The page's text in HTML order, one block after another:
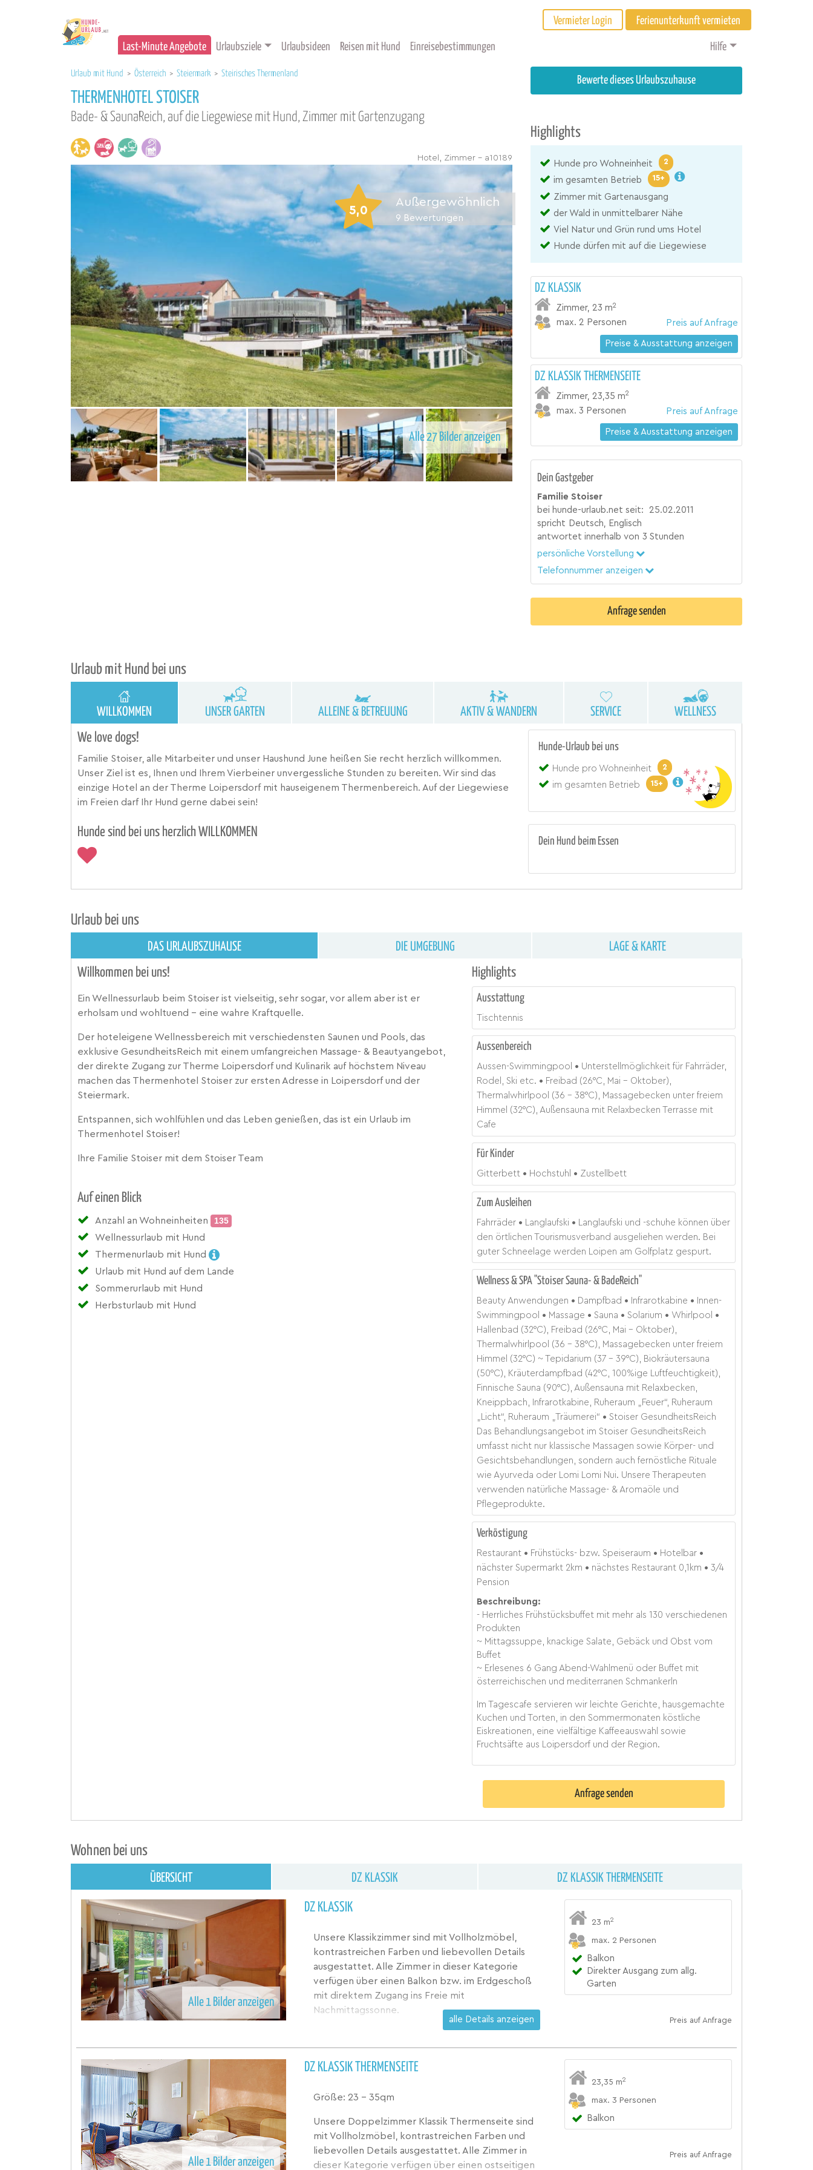
Vermieter Login Ferienunterkunft vermieten
Last-Minute Angebote Urlaubsziele Urlaubsideen Reisen mit Hund Einreisebestimmungen Hilfe
Urlaub mit Hund > Österreich > Steiermark > Steirisches Thermenland
THERMENHOTEL STOISER
Bade- & SaunaReich, auf die Liegewiese mit Hund, Zimmer mit Gartenzugang
Hotel, Zimmer - a10189
Alle 27 Bilder anzeigen
5,0
Außergewöhnlich
9 Bewertungen
Bewerte dieses Urlaubszuhause
Highlights
Hunde pro Wohneinheit 2
im gesamten Betrieb 15+
Zimmer mit Gartenausgang
der Wald in unmittelbarer Nähe
Viel Natur und Grün rund ums Hotel
Hunde dürfen mit auf die Liegewiese
DZ KLASSIK
Zimmer, 23 m2
max. 2 Personen Preis auf Anfrage
Preise & Ausstattung anzeigen
DZ KLASSIK THERMENSEITE
Zimmer, 23,35 m2
max. 3 Personen Preis auf Anfrage
Preise & Ausstattung anzeigen
Dein Gastgeber
Familie Stoiser
bei hunde-urlaub.net seit:
25.02.2011
spricht Deutsch, Englisch
antwortet innerhalb von 3 Stunden
persönliche Vorstellung
Telefonnummer anzeigen
Anfrage senden
Urlaub mit Hund bei uns
WILLKOMMEN UNSER GARTEN ALLEINE & BETREUUNG AKTIV & WANDERN SERVICE WELLNESS
We love dogs!
Familie Stoiser, alle Mitarbeiter und unser Haushund June heißen Sie recht herzlich willkommen.
Unser Ziel ist es, Ihnen und Ihrem Vierbeiner unvergessliche Stunden zu bereiten. Wir sind das
einzige Hotel an der Therme Loipersdorf mit hauseigenem Thermenbereich. Auf der Liegewiese
im Freien darf Ihr Hund gerne dabei sein!
Hunde sind bei uns herzlich WILLKOMMEN
Hunde-Urlaub bei uns
Hunde pro Wohneinheit 2
im gesamten Betrieb 15+
Dein Hund beim Essen
Urlaub bei uns
DAS URLAUBSZUHAUSE DIE UMGEBUNG LAGE & KARTE
Willkommen bei uns!
Ein Wellnessurlaub beim Stoiser ist vielseitig, sehr sogar, vor allem aber ist er
erholsam und wohltuend – eine wahre Kraftquelle.
Der hoteleigene Wellnessbereich mit verschiedensten Saunen und Pools, das
exklusive GesundheitsReich mit einem umfangreichen Massage- & Beautyangebot,
der direkte Zugang zur Therme Loipersdorf und Kulinarik auf höchstem Niveau
machen das Thermenhotel Stoiser zur ersten Adresse in Loipersdorf und der
Steiermark.
Entspannen, sich wohlfühlen und das Leben genießen, das ist ein Urlaub im
Thermenhotel Stoiser!
Ihre Familie Stoiser mit dem Stoiser Team
Auf einen Blick
Anzahl an Wohneinheiten
135
Wellnessurlaub mit Hund
Thermenurlaub mit Hund
Urlaub mit Hund auf dem Lande
Sommerurlaub mit Hund
Herbsturlaub mit Hund
Highlights
Ausstattung
Tischtennis
Aussenbereich
Aussen-Swimmingpool
Unterstellmöglichkeit für Fahrräder,
Rodel, Ski etc.
Freibad (26°C, Mai - Oktober),
Thermalwhirlpool (36 - 38°C), Massagebecken unter freiem
Himmel (32°C), Außensauna mit Relaxbecken Terrasse mit
Cafe
Für Kinder
Gitterbett Hochstuhl Zustellbett
Zum Ausleihen
Fahrräder Langlaufski
Langlaufski und -schuhe können über
den örtlichen Tourismusverband ausgeliehen werden. Bei
guter Schneelage werden Loipen am Golfplatz gespurt.
Wellness & SPA "Stoiser Sauna- & BadeReich"
Beauty Anwendungen Dampfbad Infrarotkabine
Innen-
Swimmingpool
Massage Sauna Solarium
Whirlpool
Hallenbad (32°C), Freibad (26°C, Mai - Oktober),
Thermalwhirlpool (36 - 38°C), Massagebecken unter freiem
Himmel (32°C) ~ Tepidarium (37 - 39°C), Biokräutersauna
(50°C), Kräuterdampfbad (42°C, 100%ige Luftfeuchtigkeit),
Finnische Sauna (90°C), Außensauna mit Relaxbecken,
Kneippbach, Infrarotkabine, Ruheraum „Feuer“, Ruheraum
„Licht“, Ruheraum „Träumerei“
Stoiser GesundheitsReich
Das Behandlungsangebot im Stoiser GesundheitsReich
umfasst nicht nur klassische Massagen sowie Körper- und
Gesichtsbehandlungen, sondern auch fernöstliche Rituale
wie Ayurveda oder Lomi Lomi Nui. Unsere Therapeuten
verwenden natürliche Massage- & Aromaöle und
Pflegeprodukte.
Verköstigung
Restaurant Frühstücks- bzw. Speiseraum
Hotelbar
nächster Supermarkt2 km nächstes Restaurant0,1 km
3/4
Pension
Beschreibung:
- Herrliches Frühstücksbuffet mit mehr als 130 verschiedenen
Produkten
~ Mittagssuppe, knackige Salate, Gebäck und Obst vom
Buffet
~ Erlesenes 6 Gang Abend-Wahlmenü oder Buffet mit
österreichischen und mediterranen Schmankerln
Im Tagescafe servieren wir leichte Gerichte, hausgemachte
Kuchen und Torten, in den Sommermonaten köstliche
Eiskreationen, eine vielfältige Kaffeeauswahl sowie
Fruchtsäfte aus Loipersdorf und der Region.
Anfrage senden
Wohnen bei uns
ÜBERSICHT DZ KLASSIK DZ KLASSIK THERMENSEITE
Alle 1 Bilder anzeigen
DZ KLASSIK
Unsere Klassikzimmer sind mit Vollholzmöbel,
kontrastreichen Farben und liebevollen Details
ausgestattet. Alle Zimmer in dieser Kategorie
verfügen über einen Balkon bzw. im Erdgeschoß
mit direktem Zugang ins Freie mit
Nachmittagssonne.
alle Details anzeigen
23 m2
max. 2 Personen
Balkon
Direkter Ausgang zum allg.
Garten
Preis auf Anfrage
Alle 1 Bilder anzeigen
DZ KLASSIK THERMENSEITE
Größe: 23 - 35qm
Unsere Doppelzimmer Klassik Thermenseite sind
mit Vollholzmöbel, kontrastreichen Farben und
liebevollen Details ausgestattet. Alle Zimmer in
dieser Kategorie verfügen über einen ostseitigen
23,35 m2
max. 3 Personen
Balkon
Preis auf Anfrage